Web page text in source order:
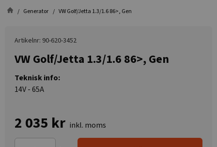
Generator VW Golf/Jetta 1.3/1.6 86>, Gen
Artikelnr: 90-620-3452
VW Golf/Jetta 1.3/1.6 86>, Gen
Teknisk info:
14V - 65A
2 035 kr inkl. moms